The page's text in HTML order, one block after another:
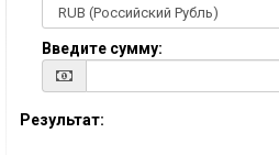
Введите сумму:
Результат: